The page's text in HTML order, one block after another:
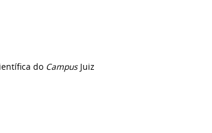
do CampusJuiz